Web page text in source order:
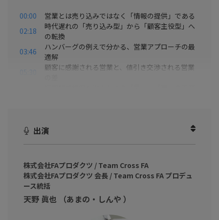
00:00
営業とは売り込みではなく「情報の提供」である
02:18
時代遅れの「売り込み型」から「顧客主役型」へ
の転換
03:46
ハンバーグの例えで分かる、営業アプローチの最
適解
顧客に感謝される営業と、値引き交渉される営業
12:03
顧客の状況を正確に把握する「観察眼」と4つのリ
17:08
顧客の未来を共創する「戦略眼」とストーリー作
り
19:10
企業の利益と「担当者の個人メリット」を両立さ
せる秘訣
出演
株式会社FAプロダクツ / Team Cross FA
株式会社FAプロダクツ 会長 / Team Cross FA プロデュ
ース統括
天野 眞也 （あまの・しんや ）